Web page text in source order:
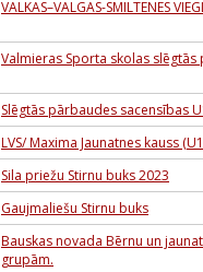
VALKAS–VALGAS-SMILTENES
Valmieras Sporta skolas
Slēgtās pārbaudes sacensības
LVS/ Maxima Jaunatnes kauss
Sila priežu Stirnu buks 2023
Gaujmaliešu Stirnu buks
Bauskas novada Bērnu un
grupām.